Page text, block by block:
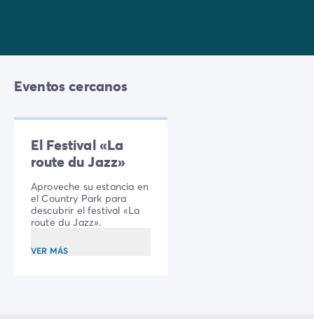
Eventos cercanos
El Festival «La
route du Jazz»
Aproveche su estancia en
el Country Park para
descubrir el festival «La
route du Jazz».
VER MÁS